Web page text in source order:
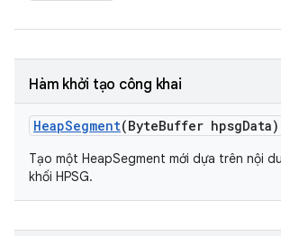
Hàm khởi tạo công khai
HeapSegment(ByteBuffer hpsgData)
Tạo một HeapSegment mới dựa trên nội
khối HPSG.